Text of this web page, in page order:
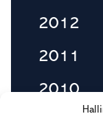
2012
2011
2010